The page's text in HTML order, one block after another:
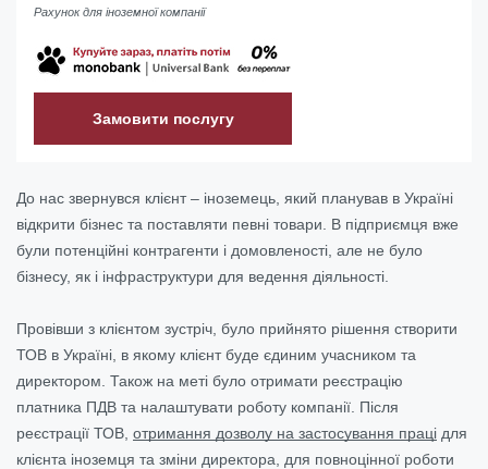
Рахунок для іноземної компанії
Замовити послугу
До нас звернувся клієнт – іноземець, який планував в Україні
відкрити бізнес та поставляти певні товари. В підприємця вже
були потенційні контрагенти і домовленості, але не було
бізнесу, як і інфраструктури для ведення діяльності.
Провівши з клієнтом зустріч, було прийнято рішення створити
ТОВ в Україні, в якому клієнт буде єдиним учасником та
директором. Також на меті було отримати реєстрацію
платника ПДВ та налаштувати роботу компанії. Після
реєстрації ТОВ, отримання дозволу на застосування праці для
клієнта іноземця та зміни директора, для повноцінної роботи